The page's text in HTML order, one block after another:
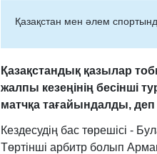
Қазақстан мен әлем
Қазақстандық қазылар
жалпы кезеңінің бесінші
матчқа тағайындалды,
Кездесудің бас төрешісі -
Төртінші арбитр болып